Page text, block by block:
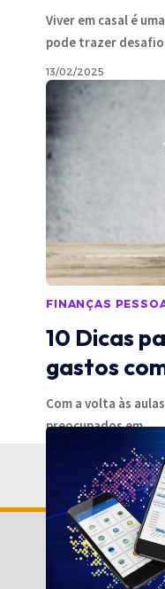
Viver em casal é
pode trazer
13/02/2025
FINANÇAS
10 Dicas
gastos
Com a volta às
preocupados em…